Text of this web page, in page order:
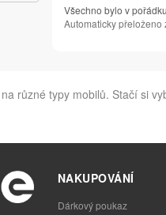
Všechno bylo v
Automaticky přeloženo
různé typy mobilů. Stačí si
NAKUPOVÁNÍ
Dárkový poukaz